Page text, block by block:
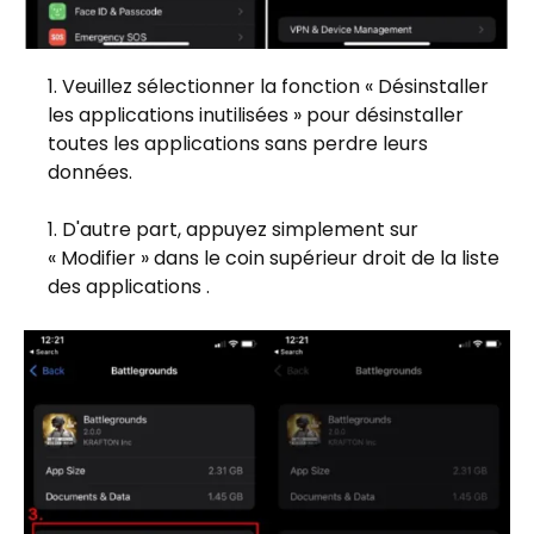
Veuillez sélectionner la fonction « Désinstaller
les applications inutilisées » pour désinstaller
toutes les applications sans perdre leurs
données.
D'autre part, appuyez simplement sur
« Modifier » dans le coin supérieur droit de la liste
des applications .